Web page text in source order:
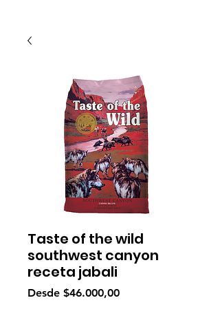
Taste of the wild
southwest canyon
receta jabali
Desde $46.000,00Precio